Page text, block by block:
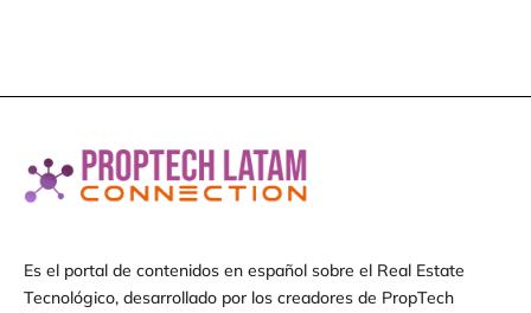
Es el portal de contenidos en español sobre el Real Estate
Tecnológico, desarrollado por los creadores de PropTech